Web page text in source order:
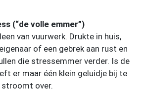
(“de volle emmer”)
van vuurwerk. Drukte in huis,
of een gebrek aan rust en
die stressemmer verder. Is de
er maar één klein geluidje bij te
stroomt over.